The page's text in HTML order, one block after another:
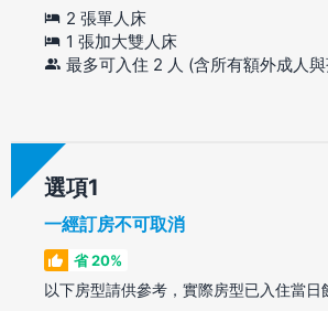
2 張單人床
1 張加大雙人床
最多可入住 2 人 (含所有額外成人
選項
一經訂房不可取消
省 20%
以下房型請供參考，實際房型已入住當日